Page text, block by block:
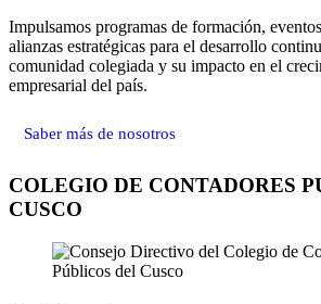
Impulsamos programas de formación,
alianzas estratégicas para el desarrollo
comunidad colegiada y su impacto en el
empresarial del país.
Saber más de nosotros
COLEGIO DE CONTADORES
CUSCO